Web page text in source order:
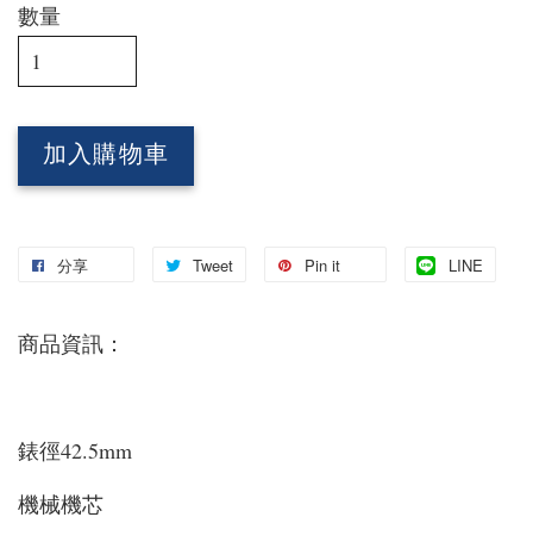
數量
加入購物車
分享 Tweet Pin it LINE
商品資訊：
錶徑42.5mm
機械機芯